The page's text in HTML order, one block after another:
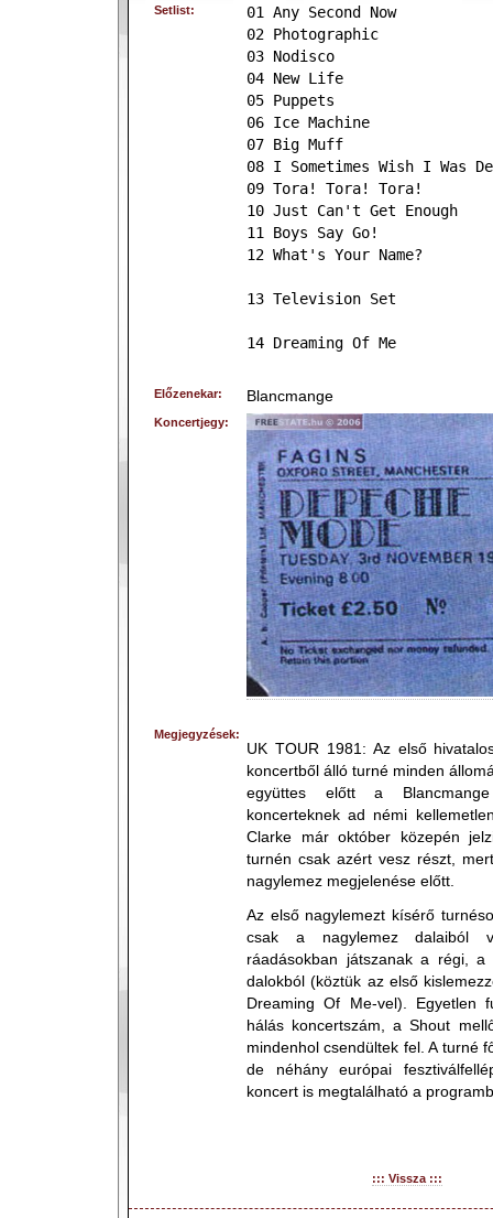
Setlist:
01 Any Second Now
02 Photographic
03 Nodisco
04 New Life
05 Puppets
06 Ice Machine
07 Big Muff
08 I Sometimes Wish I Was
09 Tora! Tora! Tora!
10 Just Can't Get Enough
11 Boys Say Go!
12 What's Your Name?
13 Television Set
14 Dreaming Of Me
Előzenekar: Blancmange
Koncertjegy:
Megjegyzések:
UK TOUR 1981: Az első
koncertből álló turné minden
együttes előtt a
koncerteknek ad némi
Clarke már október közepén
turnén csak azért vesz részt,
nagylemez megjelenése előtt.
Az első nagylemezt kísérő
csak a nagylemez dalaiból
ráadásokban játszanak a régi,
dalokból (köztük az első
Dreaming Of Me-vel). Egyetlen
hálás koncertszám, a Shout
mindenhol csendültek fel. A turné
de néhány európai
koncert is megtalálható a
::: Vissza :::